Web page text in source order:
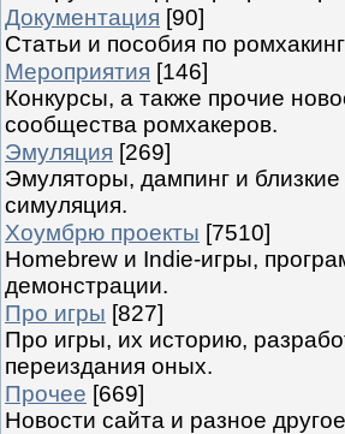
Документация [90]
Статьи и пособия по
Мероприятия [146]
Конкурсы, а также прочие
сообщества ромхакеров.
Эмуляция [269]
Эмуляторы, дампинг и
симуляция.
Хоумбрю проекты [7510]
Homebrew и Indie-игры,
демонстрации.
Про игры [827]
Про игры, их историю,
переиздания оных.
Прочее [669]
Новости сайта и разное